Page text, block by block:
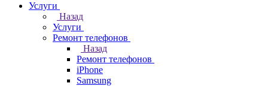
Услуги
Назад
Услуги
Ремонт телефонов
Назад
Ремонт телефонов
iPhone
Samsung